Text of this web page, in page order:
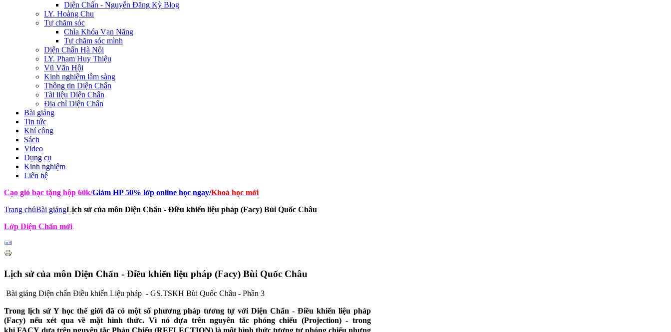
Diện Chẩn - Nguyễn Đăng Kỳ Blog
LY. Hoàng Chu
Tự chăm sóc
Chìa Khóa Vạn Năng
Tự chăm sóc mình
Diện Chẩn Hà Nội
LY. Phạm Huy Thiệu
Vũ Văn Hội
Kinh nghiệm lâm sàng
Thông tin Diện Chẩn
Tài liệu Diện Chẩn
Địa chỉ Diện Chẩn
Bài giảng
Tin tức
Khí công
Sách
Video
Dụng cụ
Kinh nghiệm
Liên hệ
Cạo gió bạc tặng hộp 60k/Giảm HP 50% lớp online học ngay/Khoá học mới
Trang chủBài giảngLịch sử của môn Diện Chẩn - Điều khiển liệu pháp (Facy) Bùi Quốc Châu
Lớp Diện Chẩn mới
Lịch sử của môn Diện Chẩn - Điều khiển liệu pháp (Facy) Bùi Quốc Châu
Bài giảng Diện chẩn Điều khiển Liệu pháp - GS.TSKH Bùi Quốc Châu - Phần 3
Trong lịch sử Y học thế giới đã có một số phương pháp tương tự với Diện Chẩn - Điều khiển liệu pháp
(Facy) nếu xét qua về mặt hình thức. Vì nó dựa trên nguyên tắc phóng chiếu (Projection) - trong